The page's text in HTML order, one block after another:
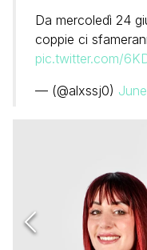
Da mercoledì 24
coppie ci
pic.twitter.com/
— (@alxssj0)